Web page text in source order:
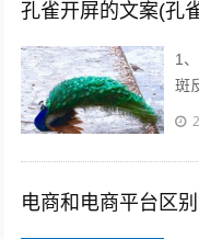
孔雀开屏的文案(孔
1
斑
的
电商和电商平台区